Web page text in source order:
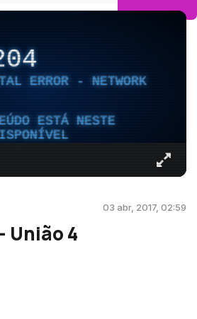
ERROR - NETWORK
ESTÁ NESTE
03 abr, 2017, 02:59
União 4